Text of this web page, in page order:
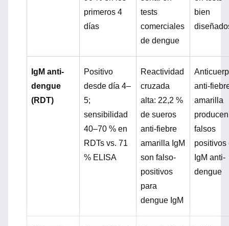
primeros 4
días
tests
comerciales
de dengue
bien
IgM anti-
dengue
(RDT)
Positivo
desde día 4–
5;
sensibilidad
40–70 % en
RDTs vs. 71
% ELISA
Reactividad
cruzada
alta: 22,2 %
de sueros
anti-fiebre
amarilla IgM
son falso-
positivos
para
dengue IgM
anti-
amarilla
producen
falsos
positivos
IgM anti-
dengue